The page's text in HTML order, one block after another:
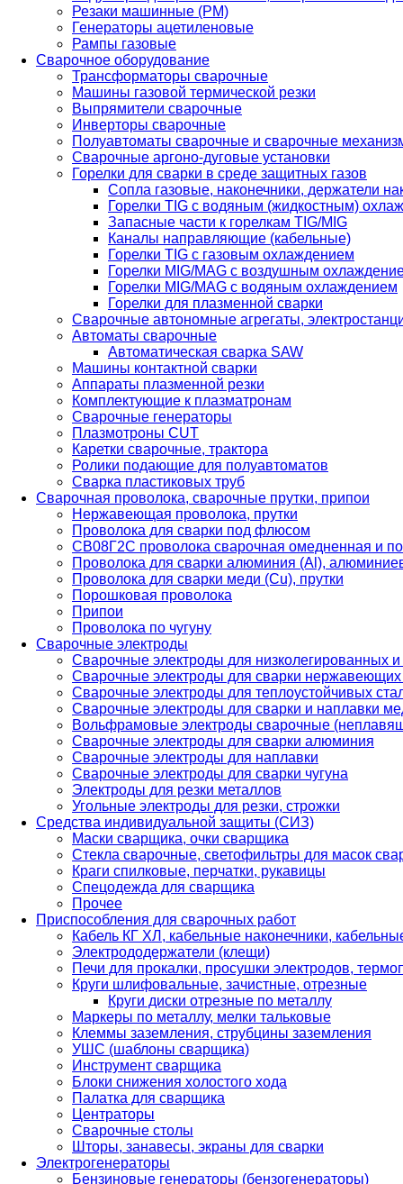
Резаки машинные (РМ)
Генераторы ацетиленовые
Рампы газовые
Сварочное оборудование
Трансформаторы сварочные
Машины газовой термической резки
Выпрямители сварочные
Инверторы сварочные
Полуавтоматы сварочные и сварочные
Сварочные аргоно-дуговые установки
Горелки для сварки в среде защитных газов
Сопла газовые, наконечники, держатели
Горелки TIG с водяным (жидкостным)
Запасные части к горелкам TIG/MIG
Каналы направляющие (кабельные)
Горелки TIG с газовым охлаждением
Горелки MIG/MAG с воздушным
Горелки MIG/MAG с водяным охлаждением
Горелки для плазменной сварки
Сварочные автономные агрегаты,
Автоматы сварочные
Автоматическая сварка SAW
Машины контактной сварки
Аппараты плазменной резки
Комплектующие к плазматронам
Сварочные генераторы
Плазмотроны CUT
Каретки сварочные, трактора
Ролики подающие для полуавтоматов
Сварка пластиковых труб
Сварочная проволока, сварочные прутки, припои
Нержавеющая проволока, прутки
Проволока для сварки под флюсом
СВ08Г2С проволока сварочная омедненная и
Проволока для сварки алюминия (Al),
Проволока для сварки меди (Cu), прутки
Порошковая проволока
Припои
Проволока по чугуну
Сварочные электроды
Сварочные электроды для низколегированных и
Сварочные электроды для сварки
Сварочные электроды для теплоустойчивых
Сварочные электроды для сварки и наплавки
Вольфрамовые электроды сварочные
Сварочные электроды для сварки алюминия
Сварочные электроды для наплавки
Сварочные электроды для сварки чугуна
Электроды для резки металлов
Угольные электроды для резки, строжки
Средства индивидуальной защиты (СИЗ)
Маски сварщика, очки сварщика
Стекла сварочные, светофильтры для масок
Краги спилковые, перчатки, рукавицы
Спецодежда для сварщика
Прочее
Приспособления для сварочных работ
Кабель КГ ХЛ, кабельные наконечники,
Электрододержатели (клещи)
Печи для прокалки, просушки электродов,
Круги шлифовальные, зачистные, отрезные
Круги диски отрезные по металлу
Маркеры по металлу, мелки тальковые
Клеммы заземления, струбцины заземления
УШС (шаблоны сварщика)
Инструмент сварщика
Блоки снижения холостого хода
Палатка для сварщика
Центраторы
Сварочные столы
Шторы, занавесы, экраны для сварки
Электрогенераторы
Бензиновые генераторы (бензогенераторы)